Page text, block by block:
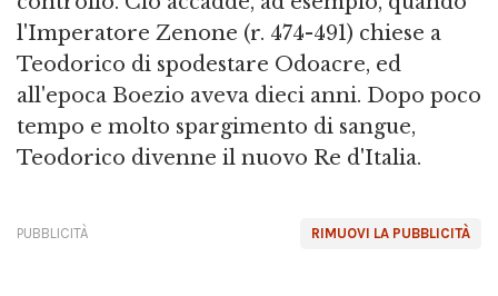
l'Imperatore Zenone (r. 474-491) chiese a
Teodorico di spodestare Odoacre, ed
all'epoca Boezio aveva dieci anni. Dopo poco
tempo e molto spargimento di sangue,
Teodorico divenne il nuovo Re d'Italia.
RIMUOVI LA PUBBLICITÀ
PUBBLICITÀ